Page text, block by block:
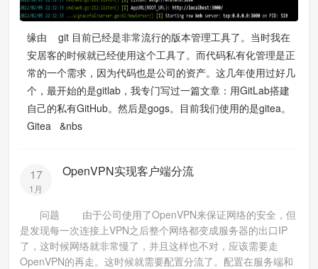
缘由 git 目前已经是非常流行的版本管理工具了。当时我在
安居客的时候就已经使用这个工具了。而代码私有化管理是正
常的一个需求，因为代码也是公司的资产。这几年使用过好几
个，最开始的是gitlab，我专门写过一篇文章：用GitLab搭建
自己的私有GitHub。然后是gogs。目前我们使用的是gitea。
Gitea &nbs
17
1月
OpenVPN实现客户端分流
问题 由于公司使用了OpenVPN来保证网络的安全，但
是发现每一次连接上VPN之后整个网络都变成服务器的出口IP
了，这时候网络就非常慢了，并且这样也不对，应该需要走
OpenVPN的再走。这时候就需要配置分流了。配置在服务端和